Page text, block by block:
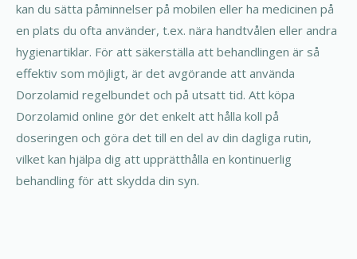
kan du sätta påminnelser på mobilen eller ha medicinen på
en plats du ofta använder, t.ex. nära handtvålen eller andra
hygienartiklar. För att säkerställa att behandlingen är så
effektiv som möjligt, är det avgörande att använda
Dorzolamid regelbundet och på utsatt tid. Att köpa
Dorzolamid online gör det enkelt att hålla koll på
doseringen och göra det till en del av din dagliga rutin,
vilket kan hjälpa dig att upprätthålla en kontinuerlig
behandling för att skydda din syn.